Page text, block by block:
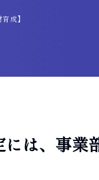
成】
は、事業